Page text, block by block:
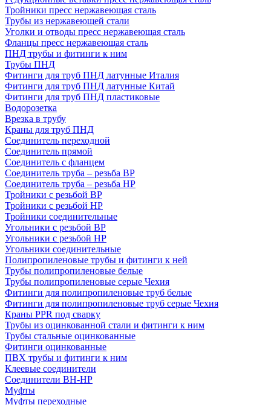
Тройники пресс нержавеющая сталь
Трубы из нержавеющей стали
Уголки и отводы пресс нержавеющая сталь
Фланцы пресс нержавеющая сталь
ПНД трубы и фитинги к ним
Трубы ПНД
Фитинги для труб ПНД латунные Италия
Фитинги для труб ПНД латунные Китай
Фитинги для труб ПНД пластиковые
Водорозетка
Врезка в трубу
Краны для труб ПНД
Соединитель переходной
Соединитель прямой
Соединитель с фланцем
Соединитель труба – резьба ВР
Соединитель труба – резьба НР
Тройники с резьбой ВР
Тройники с резьбой НР
Тройники соединительные
Угольники с резьбой ВР
Угольники с резьбой НР
Угольники соединительные
Полипропиленовые трубы и фитинги к ней
Трубы полипропиленовые белые
Трубы полипропиленовые серые Чехия
Фитинги для полипропиленовые труб белые
Фитинги для полипропиленовые труб серые Чехия
Краны PPR под сварку
Трубы из оцинкованной стали и фитинги к ним
Трубы стальные оцинкованные
Фитинги оцинкованные
ПВХ трубы и фитинги к ним
Клеевые соединители
Соединители ВН-НР
Муфты
Муфты переходные